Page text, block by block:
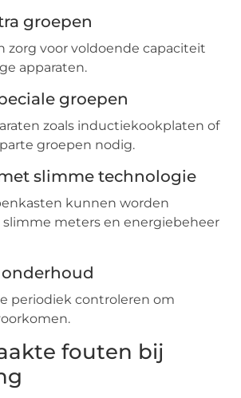
groepen
zorg voor voldoende capaciteit
apparaten.
groepen
zoals inductiekookplaten of
groepen nodig.
slimme technologie
kunnen worden
meters en energiebeheer
periodiek controleren om
fouten bij